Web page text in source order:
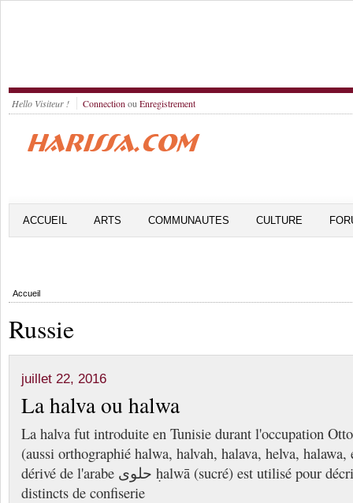
Hello Visiteur ! Connection ou Enregistrement
ACCUEIL ARTS COMMUNAUTES CULTURE
Accueil
Russie
juillet 22, 2016
La halva ou halwa
La halva fut introduite en Tunisie durant l'occupation
(aussi orthographié halwa, halvah, halava, helva,
dérivé de l'arabe حلوى ḥalwā (sucré) est utilisé pour décrire de nombreux types
distincts de confiserie